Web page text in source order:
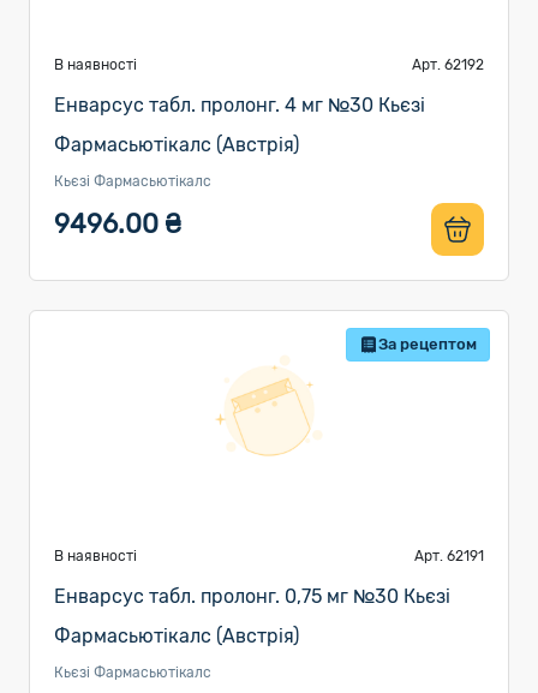
В наявності Арт. 62192
Енварсус табл. пролонг. 4 мг №30 Кьєзі
Фармасьютікалс (Австрія)
Кьєзі Фармасьютікалс
9496.00 ₴
За рецептом
В наявності Арт. 62191
Енварсус табл. пролонг. 0,75 мг №30 Кьєзі
Фармасьютікалс (Австрія)
Кьєзі Фармасьютікалс